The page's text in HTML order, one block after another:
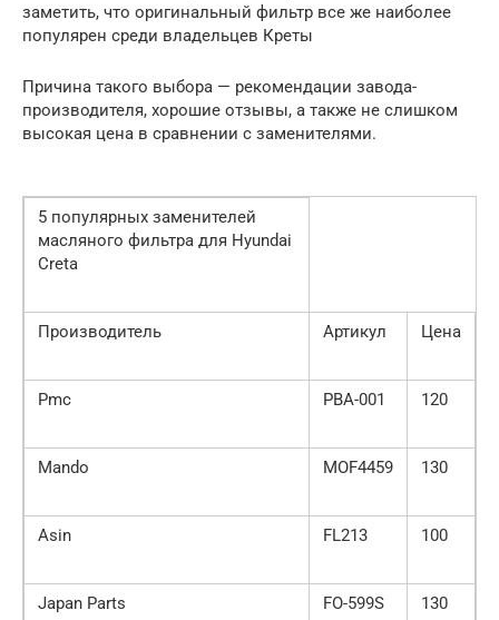
заметить, что оригинальный фильтр все же наиболее
популярен среди владельцев Креты
Причина такого выбора — рекомендации завода-
производителя, хорошие отзывы, а также не слишком
высокая цена в сравнении с заменителями.
5 популярных заменителей
масляного фильтра для Hyundai
Creta
Производитель Артикул Цена
Pmc PBA-001 120
Mando MOF4459 130
Asin FL213 100
Japan Parts FO-599S 130